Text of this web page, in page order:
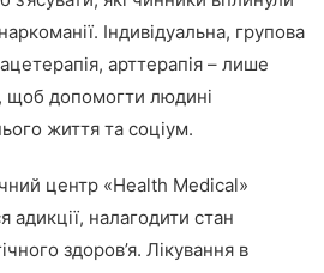
Індивідуальна, групова
арттерапія – лише
щоб допомогти людині
життя та соціум.
центр «Health Medical»
налагодити стан
здоров’я. Лікування в